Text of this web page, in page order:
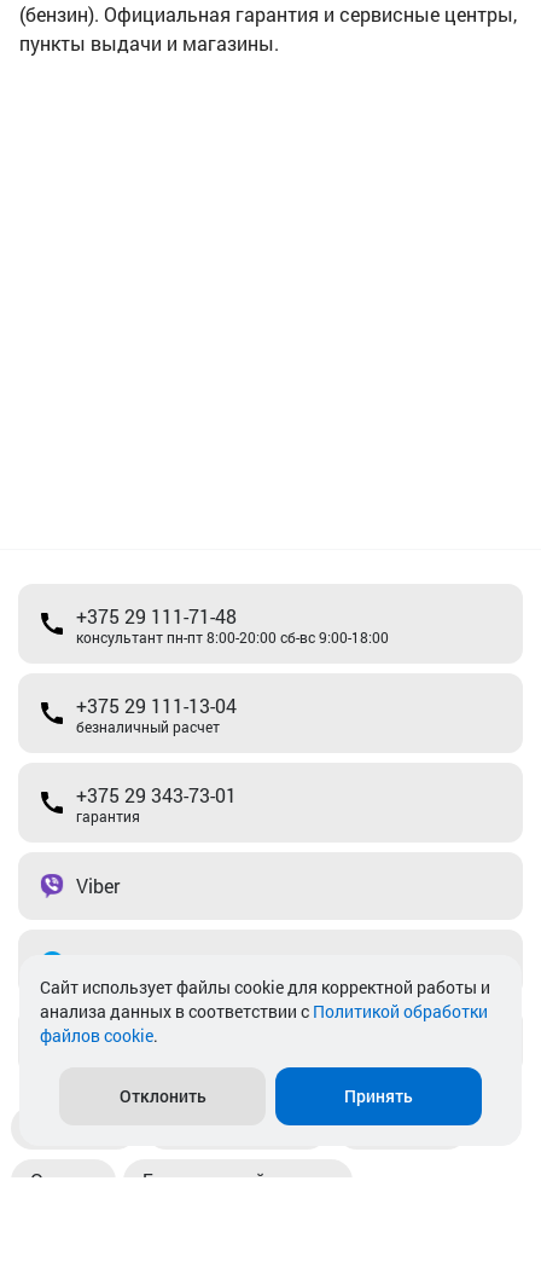
(бензин). Официальная гарантия и сервисные центры,
пункты выдачи и магазины.
+375 29 111-71-48
консультант пн-пт 8:00-20:00 сб-вс 9:00-18:00
+375 29 111-13-04
безналичный расчет
+375 29 343-73-01
гарантия
Viber
info@akkamulik.by
Пункты выдачи Магазины
Оплата Безналичный расчет
Cайт использует файлы cookie для корректной работы и
анализа данных в соответствии с Политикой обработки
файлов cookie.
Отклонить Принять